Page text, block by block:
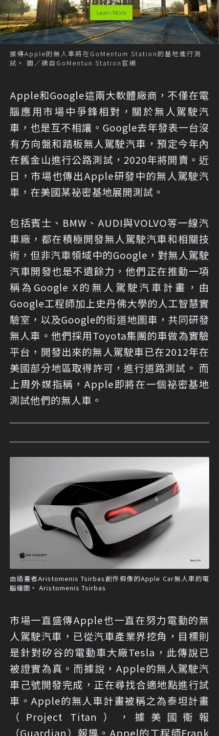
據傳Apple的無人車將在GoMentum Station的基地進行測
試。 圖／摘自GoMentun Station官網
Apple和Google這兩大軟體廠商，不僅在電
腦應用市場中爭鋒相對，關於無人駕駛汽
車，也是互不相讓。Google去年發表一台沒
有方向盤和踏板無人駕駛汽車，預定今年內
在舊金山進行公路測試，2020年將開賣。近
日，市場也傳出Apple研發中的無人駕駛汽
車，在美國某祕密基地展開測試。
包括賓士、BMW、AUDI與VOLVO等一線汽
車廠，都在積極開發無人駕駛汽車和相關技
術，但非汽車領域中的Google，對無人駕駛
汽車開發也是不遺餘力，他們正在推動一項
稱為Google X的無人駕駛汽車計畫，由
Google工程師加上史丹佛大學的人工智慧實
驗室，以及Google的街道地圖車，共同研發
無人車。他們採用Toyota集團的車做為實驗
平台，開發出來的無人駕駛車已在2012年在
美國部分地區取得許可，進行道路測試。 而
上周外媒指稱，Apple即將在一個祕密基地
測試他們的無人車。
由插畫者Aristomenis Tsirbas創作假像的Apple Car無人車的電
腦繪圖。 Aristomenis Tsirbas
市場一直盛傳Apple也一直在努力電動的無
人駕駛汽車，已從汽車產業界挖角，目標則
是針對矽谷的電動車大廠Tesla，此傳說已
被證實為真。而據說，Apple的無人駕駛汽
車己號開發完成，正在尋找合適地點進行試
車。Apple的無人車計畫被稱之為泰坦計畫
（Project Titan），據美國衛報
（Guardian）報導。Appel的工程師Frank